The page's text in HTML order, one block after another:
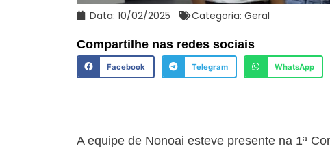
Data: 10/02/2025 Categoria: Geral
Compartilhe nas redes sociais
Facebook Telegram WhatsApp
A equipe de Nonoai esteve presente na 1ª